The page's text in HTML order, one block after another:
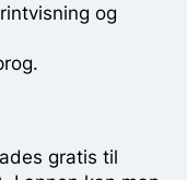
og
gratis til